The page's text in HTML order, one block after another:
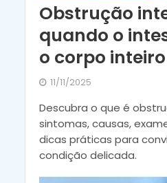
Obstrução
quando o
o corpo
11/11/2025
Descubra o que é
sintomas, causas,
dicas práticas para
condição delicada.